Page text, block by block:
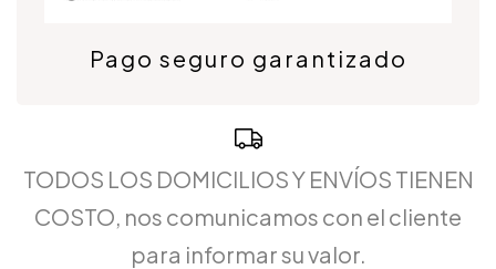
Pago seguro garantizado
TODOS LOS DOMICILIOS Y ENVÍOS TIENEN
COSTO, nos comunicamos con el cliente
para informar su valor.